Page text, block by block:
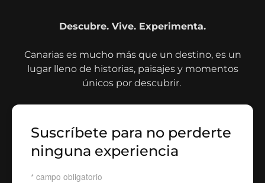
Descubre. Vive. Experimenta.
Canarias es mucho más que un destino, es un
lugar lleno de historias, paisajes y momentos
únicos por descubrir.
Suscríbete para no perderte
ninguna experiencia
* campo obligatorio